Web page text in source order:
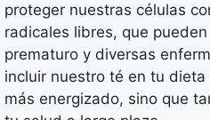
proteger nuestras células
radicales libres, que
prematuro y diversas
incluir nuestro té en tu
más energizado, sino que